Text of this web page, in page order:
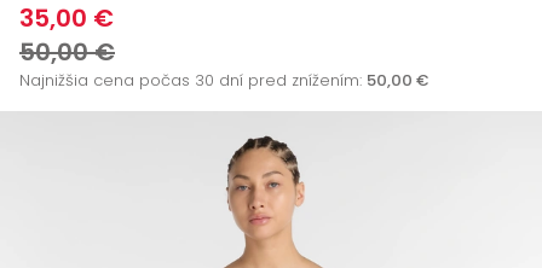
35,00 €
50,00 €
Najnižšia cena počas 30 dní pred znížením: 50,00 €